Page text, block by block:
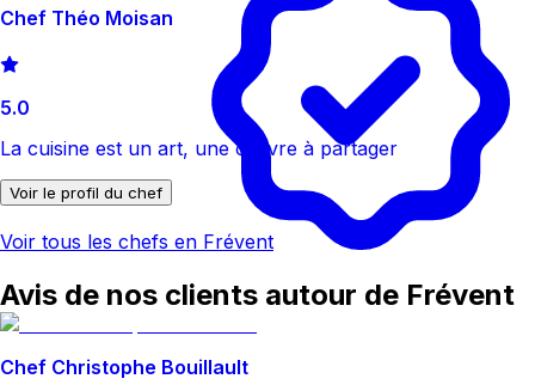
Chef Théo Moisan
5.0
La cuisine est un art, une œuvre à partager
Voir le profil du chef
Voir tous les chefs en Frévent
Avis de nos clients autour de Frévent
Chef Christophe Bouillault